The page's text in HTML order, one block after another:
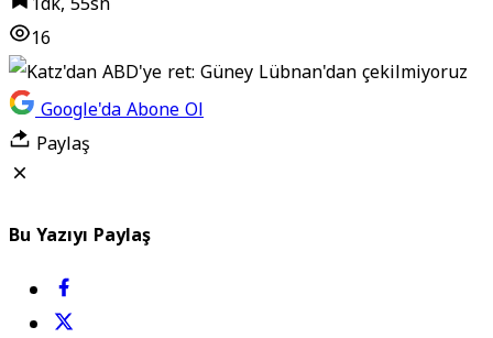
16
Google'da Abone Ol
Paylaş
Bu Yazıyı Paylaş